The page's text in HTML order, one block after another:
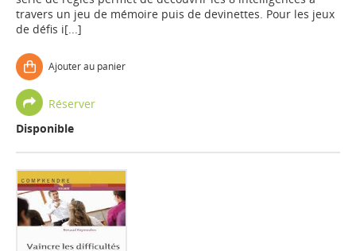
travers un jeu de mémoire puis de devinettes. Pour les jeux
de défis i[...]
Ajouter au panier
Réserver
Disponible